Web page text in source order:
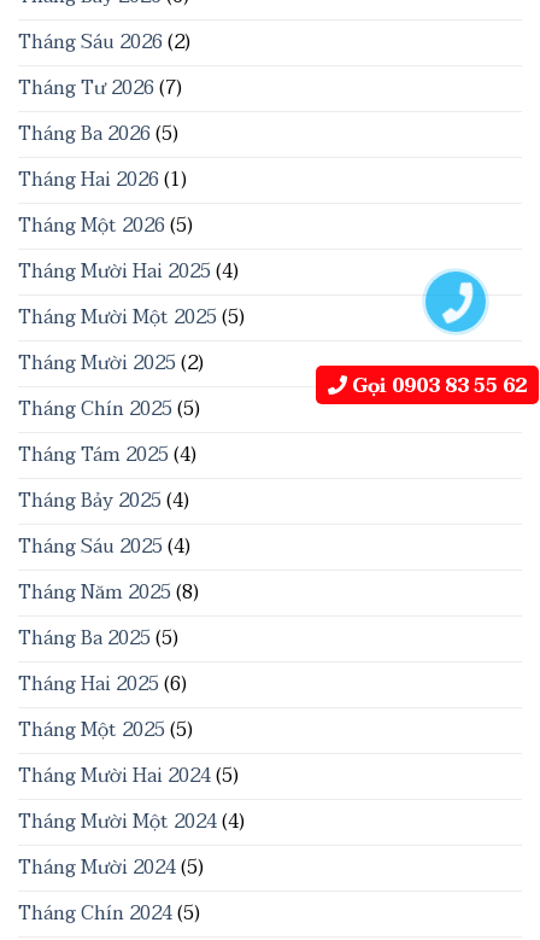
Tháng Sáu 2026(2)
Tháng Tư 2026(7)
Tháng Ba 2026(5)
Tháng Hai 2026(1)
Tháng Một 2026(5)
Tháng Mười Hai 2025(4)
Tháng Mười Một 2025(5)
Tháng Mười 2025(2)
Tháng Chín 2025(5)
Tháng Tám 2025(4)
Tháng Bảy 2025(4)
Tháng Sáu 2025(4)
Tháng Năm 2025(8)
Tháng Ba 2025(5)
Tháng Hai 2025(6)
Tháng Một 2025(5)
Tháng Mười Hai 2024(5)
Tháng Mười Một 2024(4)
Tháng Mười 2024(5)
Tháng Chín 2024(5)
Gọi 0903 83 55 62